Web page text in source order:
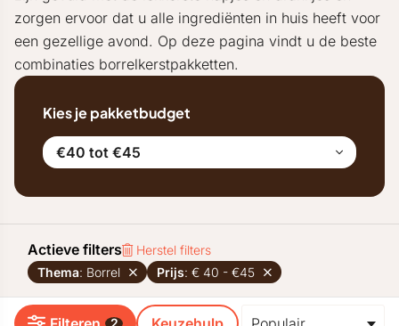
zorgen ervoor dat u alle ingrediënten in huis heeft voor
een gezellige avond. Op deze pagina vindt u de beste
combinaties borrelkerstpakketten.
Kies je pakketbudget
€40 tot €45
Actieve filters
Herstel filters
Thema: Borrel Prijs: € 40 - €45
2